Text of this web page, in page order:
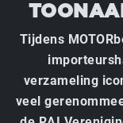
Tijdens
verzameling
veel